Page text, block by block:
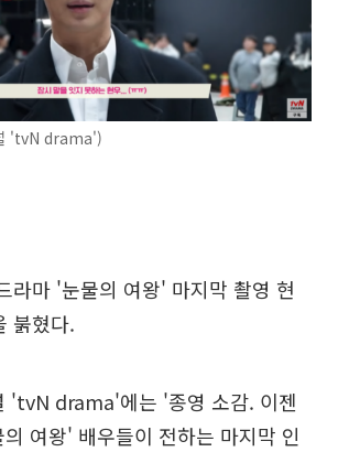
'tvN drama')
라마 '눈물의 여왕' 마지막 촬영 현
붉혔다.
'tvN drama'에는 '종영 소감. 이젠
여왕' 배우들이 전하는 마지막 인